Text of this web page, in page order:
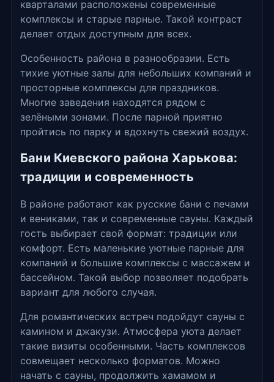
кварталами расположены современные
комплексы и старые парные. Такой контраст
делает отдых доступным для всех.
Особенность района в разнообразии. Есть
тихие уютные залы для небольших компаний и
просторные комплексы для праздников.
Многие заведения находятся рядом с
зелёными зонами. После парной приятно
пройтись по парку и вдохнуть свежий воздух.
Бани Киевского района Харькова:
традиции и современность
В районе работают как русские бани с печами
и вениками, так и современные сауны. Каждый
гость выбирает свой формат: традиции или
комфорт. Есть маленькие уютные парные для
компаний и большие комплексы с массажем и
бассейном. Такой выбор позволяет подобрать
вариант для любого случая.
Для романтических встреч подойдут сауны с
камином и джакузи. Атмосфера уюта делает
такие визиты особенными. Часть комплексов
совмещает несколько форматов. Можно
начать с сауны, продолжить хамамом и